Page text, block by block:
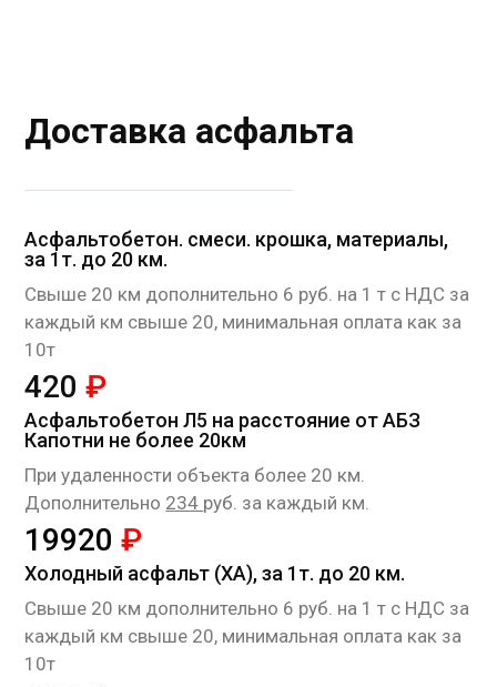
Доставка асфальта
Асфальтобетон. смеси. крошка, материалы,
за 1т. до 20 км.
Cвыше 20 км дополнительно 6 руб. на 1 т с НДС за
каждый км свыше 20, минимальная оплата как за
10т
420₽
Асфальтобетон Л5 на расстояние от АБЗ
Капотни не более 20км
При удаленности объекта более 20 км.
Дополнительно 234 руб. за каждый км.
19920 ₽
Холодный асфальт (ХА), за 1т. до 20 км.
Cвыше 20 км дополнительно 6 руб. на 1 т с НДС за
каждый км свыше 20, минимальная оплата как за
10т